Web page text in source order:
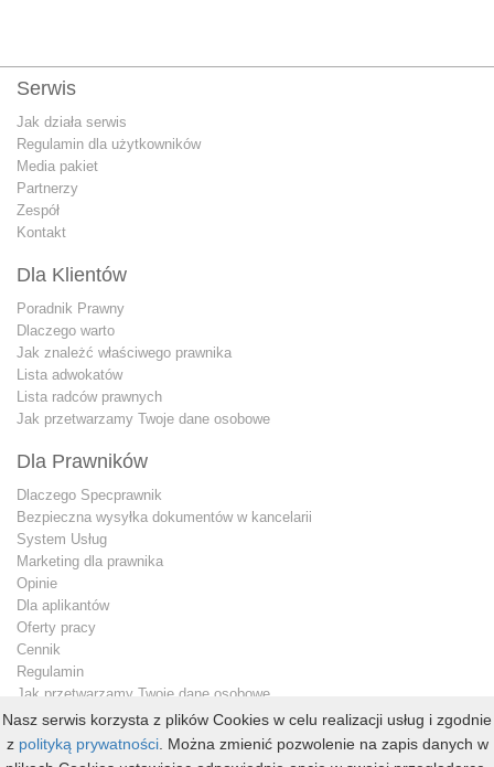
Serwis
Jak działa serwis
Regulamin dla użytkowników
Media pakiet
Partnerzy
Zespół
Kontakt
Dla Klientów
Poradnik Prawny
Dlaczego warto
Jak znależć właściwego prawnika
Lista adwokatów
Lista radców prawnych
Jak przetwarzamy Twoje dane osobowe
Dla Prawników
Dlaczego Specprawnik
Bezpieczna wysyłka dokumentów w kancelarii
System Usług
Marketing dla prawnika
Opinie
Dla aplikantów
Oferty pracy
Cennik
Regulamin
Jak przetwarzamy Twoje dane osobowe
Konto premium
Kontakt dla prawnika
Nasz serwis korzysta z plików Cookies w celu realizacji usług i zgodnie
z polityką prywatności. Można zmienić pozwolenie na zapis danych w